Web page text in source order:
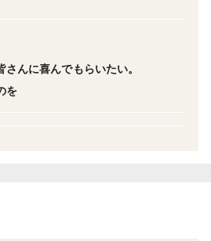
男・三女にあたる品種です。
方
りんごです。
クと引き締まった歯ごたえが楽
んに喜んでもらいたい。
を